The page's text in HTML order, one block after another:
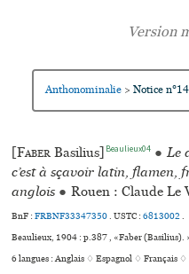
Anthonominalie > Notice
[Faber Basilius] Beaulieux04 ● Le
c’est à sçavoir latin, flamen,
anglois ● Rouen : Claude Le
BnF :FRBNF33347350.USTC :6813002.
Beaulieux, 1904 : p.387 , «Faber (Basilius).
6 langues :Anglais ♢Espagnol ♢Français ♢